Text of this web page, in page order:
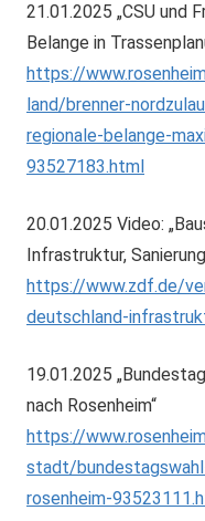
21.01.2025 „CSU und
Belange in
https://
land/brenner-
regionale-belange-
93527183.html
20.01.2025 Video:
Infrastruktur,
https://www.zdf.de/
deutschland-
19.01.2025
nach Rosenheim“
https://
stadt/
rosenheim-